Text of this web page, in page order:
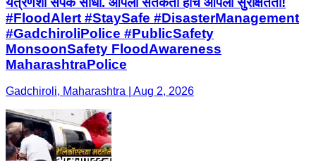
#FloodAlert #StaySafe #DisasterManagement
#GadchiroliPolice #PublicSafety
MonsoonSafety FloodAwareness
MaharashtraPolice
Gadchiroli, Maharashtra | Aug 2, 2026